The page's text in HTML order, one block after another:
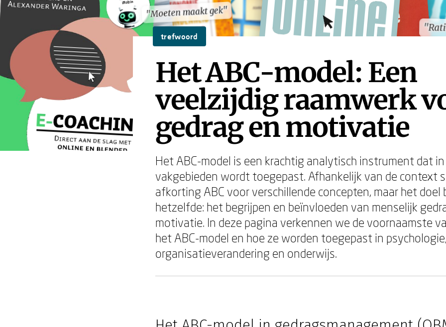
"Moeten maakt gek"
"Moeten maakt gek"
trefwoord
Het ABC-model: Een
veelzijdig raamwerk
gedrag en motivatie
Het ABC-model is een krachtig analytisch instrument dat
vakgebieden wordt toegepast. Afhankelijk van de context
afkorting ABC voor verschillende concepten, maar het doel
hetzelfde: het begrijpen en beïnvloeden van menselijk
motivatie. In deze pagina verkennen we de voornaamste
het ABC-model en hoe ze worden toegepast in
organisatieverandering en onderwijs.